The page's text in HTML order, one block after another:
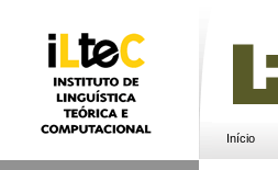
Início